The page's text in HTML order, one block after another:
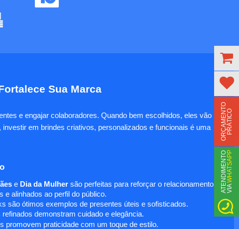
Sua Marca
e engajar colaboradores. Quando bem escolhidos, eles vão
em brindes criativos, personalizados e funcionais é uma
e Dia da Mulher são perfeitas para reforçar o relacionamento
alinhados ao perfil do público.
são ótimos exemplos de presentes úteis e sofisticados.
demonstram cuidado e elegância.
promovem praticidade com um toque de estilo.
O
R
Ç
A
M
E
N
T
O
P
R
Á
T
I
CO
A
TE
N
D
I
M
E
N
T
O
V
I
AWHATSAPP